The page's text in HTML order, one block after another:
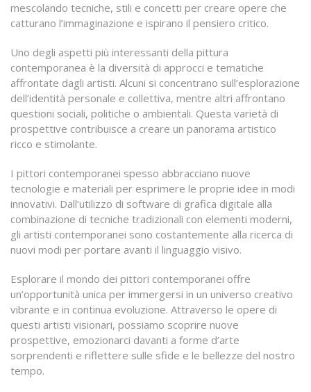
mescolando tecniche, stili e concetti per creare opere che
catturano l’immaginazione e ispirano il pensiero critico.
Uno degli aspetti più interessanti della pittura
contemporanea è la diversità di approcci e tematiche
affrontate dagli artisti. Alcuni si concentrano sull’esplorazione
dell’identità personale e collettiva, mentre altri affrontano
questioni sociali, politiche o ambientali. Questa varietà di
prospettive contribuisce a creare un panorama artistico
ricco e stimolante.
I pittori contemporanei spesso abbracciano nuove
tecnologie e materiali per esprimere le proprie idee in modi
innovativi. Dall’utilizzo di software di grafica digitale alla
combinazione di tecniche tradizionali con elementi moderni,
gli artisti contemporanei sono costantemente alla ricerca di
nuovi modi per portare avanti il linguaggio visivo.
Esplorare il mondo dei pittori contemporanei offre
un’opportunità unica per immergersi in un universo creativo
vibrante e in continua evoluzione. Attraverso le opere di
questi artisti visionari, possiamo scoprire nuove
prospettive, emozionarci davanti a forme d’arte
sorprendenti e riflettere sulle sfide e le bellezze del nostro
tempo.